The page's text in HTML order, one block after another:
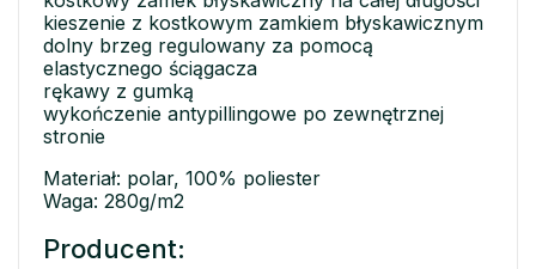
kieszenie z kostkowym zamkiem błyskawicznym
dolny brzeg regulowany za pomocą
elastycznego ściągacza
rękawy z gumką
wykończenie antypillingowe po zewnętrznej
stronie
Materiał: polar, 100% poliester
Waga: 280g/m2
Producent: